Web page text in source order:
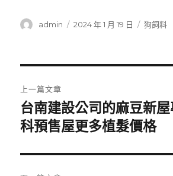
作
admin
發
2024 年 1 月 19 日
分
狗飼料
章
導
覽
上一篇文章
上
一
文
章:
台南建設公司的麻豆新
科預售屋更多植髮價格